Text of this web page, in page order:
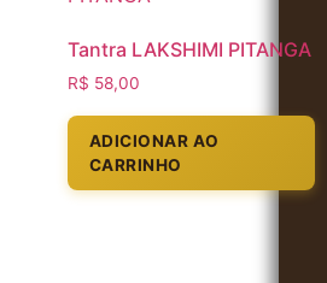
Tantra LAKSHIMI PITANGA
R$ 58,00
ADICIONAR AO
CARRINHO